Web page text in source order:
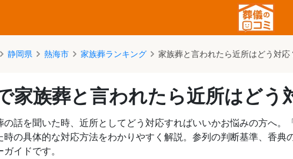
静岡県 熱海市 家族葬ランキング 家族葬と言われたら近所はどう対
家族葬と言われたら近所はどう
の話を聞いた時、近所としてどう対応すればいいかお悩みの方へ
時の具体的な対応方法をわかりやすく解説。参列の判断基準、香
イドです。